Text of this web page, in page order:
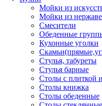
Мойки из
Мойки из
Смесители
Обеденные
Кухонные уголки
Стулья, табуреты
Стулья барные
Столы с плиткой
Столы книжка
Столы обеденные